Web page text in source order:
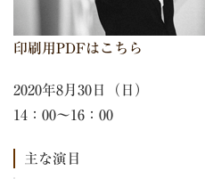
印刷用PDFはこちら
2020年8月30日（日）
14：00～16：00
主な演目